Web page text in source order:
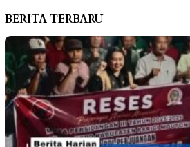
BERITA TERBARU